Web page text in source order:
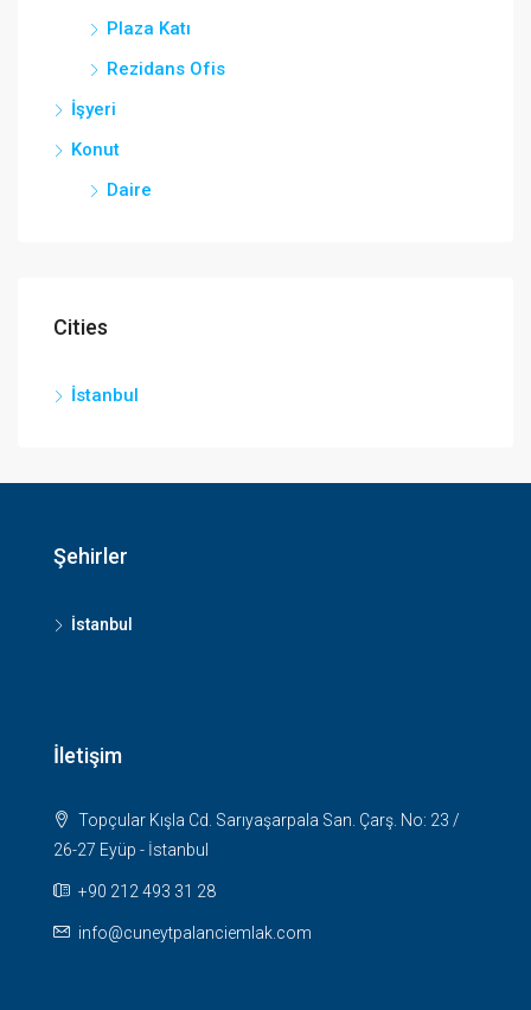
Plaza Katı
Rezidans Ofis
İşyeri
Konut
Daire
Cities
İstanbul
Şehirler
İstanbul
İletişim
Topçular Kışla Cd. Sarıyaşarpala San. Çarş. No: 23 /
26-27 Eyüp - İstanbul
+90 212 493 31 28
info@cuneytpalanciemlak.com